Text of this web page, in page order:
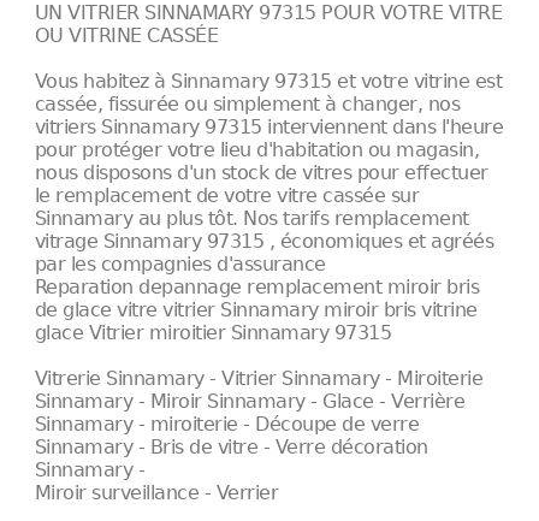
UN VITRIER SINNAMARY 97315 POUR VOTRE VITRE
OU VITRINE CASSÉE
Vous habitez à Sinnamary 97315 et votre vitrine est
cassée, fissurée ou simplement à changer, nos
vitriers Sinnamary 97315 interviennent dans l'heure
pour protéger votre lieu d'habitation ou magasin,
nous disposons d'un stock de vitres pour effectuer
le remplacement de votre vitre cassée sur
Sinnamary au plus tôt. Nos tarifs remplacement
vitrage Sinnamary 97315 , économiques et agréés
par les compagnies d'assurance
Reparation depannage remplacement miroir bris
de glace vitre vitrier Sinnamary miroir bris vitrine
glace Vitrier miroitier Sinnamary 97315
Vitrerie Sinnamary - Vitrier Sinnamary - Miroiterie
Sinnamary - Miroir Sinnamary - Glace - Verrière
Sinnamary - miroiterie - Découpe de verre
Sinnamary - Bris de vitre - Verre décoration
Sinnamary -
Miroir surveillance - Verrier